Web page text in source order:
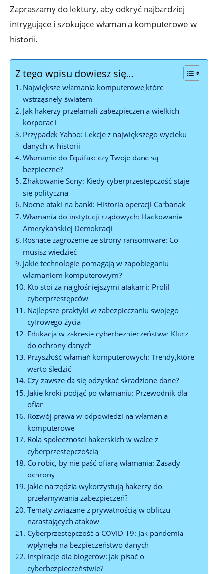
Zapraszamy do lektury,⁣ aby odkryć⁤ najbardziej ​
intrygujące ‌i szokujące włamania komputerowe w
historii.
Z tego wpisu dowiesz się…
Największe włamania komputerowe,które⁤
wstrząsnęły światem
Jak hakerzy przełamali zabezpieczenia ⁣wielkich
⁤korporacji
Przypadek Yahoo: Lekcje z największego ⁢wycieku
danych w historii
Włamanie do Equifax: ​czy Twoje dane są
bezpieczne?
Zhakowanie ⁣Sony: Kiedy cyberprzestępczość staje
się polityczna
Nocne ataki na banki: Historia ⁣operacji ‌Carbanak
Włamania do instytucji rządowych: ⁤Hackowanie⁢
Amerykańskiej Demokracji
Rosnące zagrożenie ze strony ⁤ransomware: Co
musisz wiedzieć
Jakie technologie ⁤pomagają‌ w zapobieganiu
włamaniom komputerowym?
Kto​ stoi ‍za najgłośniejszymi ⁤atakami: ‌Profil
⁤cyberprzestępców
Najlepsze praktyki w⁤ zabezpieczaniu‍ swojego
cyfrowego życia
Edukacja w zakresie‍ cyberbezpieczeństwa: ‌Klucz
do ochrony danych
Przyszłość‌ włamań ⁢komputerowych: Trendy,które
warto śledzić
Czy zawsze da ⁤się​ odzyskać skradzione dane?
Jakie kroki podjąć po‌ włamaniu: Przewodnik⁣ dla ​
ofiar
Rozwój prawa‌ w odpowiedzi na włamania
komputerowe
Rola ⁤społeczności hakerskich ‍w​ walce z
cyberprzestępczością
Co robić, ⁣by nie ‍paść ofiarą włamania: ​Zasady
ochrony
Jakie narzędzia wykorzystują ‌hakerzy do
przełamywania⁢ zabezpieczeń?
Tematy związane z prywatnością w obliczu
narastających‌ ataków
Cyberprzestępczość ⁤a ​COVID-19: Jak pandemia⁤
wpłynęła ‌na bezpieczeństwo danych
Inspiracje dla ⁤blogerów: Jak pisać o
cyberbezpieczeństwie?